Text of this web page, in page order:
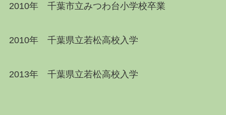
2010年 千葉市立みつわ台小学校卒業
2010年 千葉県立若松高校入学
2013年 千葉県立若松高校入学